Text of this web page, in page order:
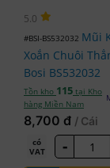
5.0
#BSI-BS532032 Mũi
Xoắn Chuôi
Bosi BS532032
Tồn kho 115 tại Kho
hàng Miền Nam
8,700 đ / Cái
có
VAT
-